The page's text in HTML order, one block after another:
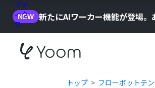
NEW 新たにAIワーカー機能が登場。
トップ フローボットテ